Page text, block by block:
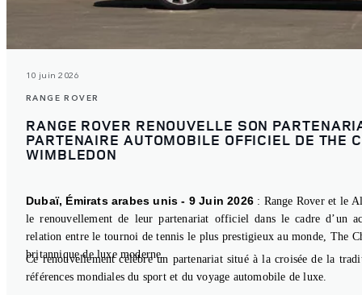
10 juin 2026
RANGE ROVER
RANGE ROVER RENOUVELLE SON
PARTENAIRE AUTOMOBILE OFFICIEL DE THE
WIMBLEDON
Dubaï, Émirats arabes unis - 9 Juin 2026 : Range Rover et le
le renouvellement de leur partenariat officiel dans le cadre d’un
relation entre le tournoi de tennis le plus prestigieux au monde, The
britannique de luxe moderne.
Ce renouvellement célèbre un partenariat situé à la croisée de la
références mondiales du sport et du voyage automobile de luxe.